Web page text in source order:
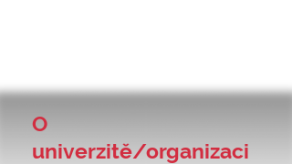
O
univerzitě/organizaci